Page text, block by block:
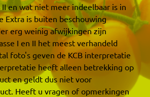
II en wat niet meer indeelbaar is in
Extra is buiten beschouwing
erg weinig afwijkingen zijn
I en II het meest verhandeld
foto's geven de KCB interpretatie
heeft alleen betrekking op
en geldt dus niet voor
Heeft u vragen of opmerkingen